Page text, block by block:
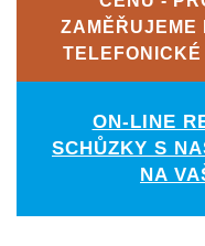
ZAMĚŘUJEME
ON-LINE
SCHŮZKY S
NA